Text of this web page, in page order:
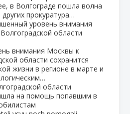
в Волгограде пошла волна
прокуратура…
уровень внимания
области
жизни в регионе в марте и
области
на помощь попавшим в